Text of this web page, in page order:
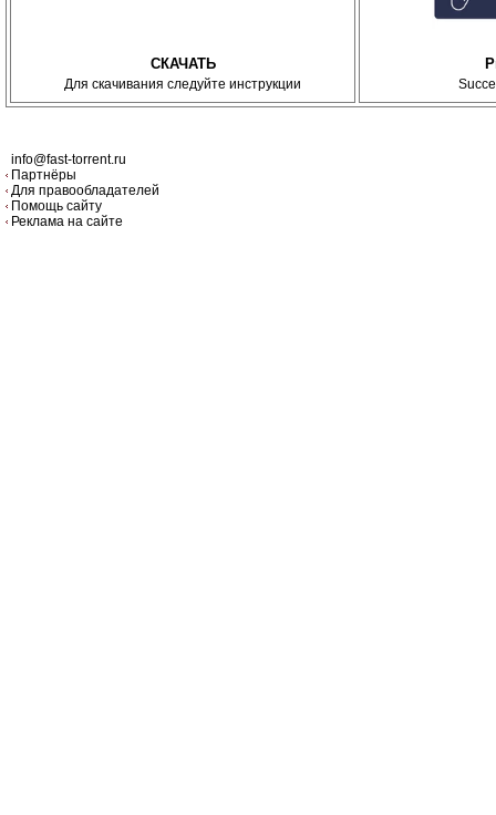
СКАЧАТЬ
Для скачивания следуйте инструкции
info@fast-torrent.ru
Партнёры
Для правообладателей
Помощь сайту
Реклама на сайте